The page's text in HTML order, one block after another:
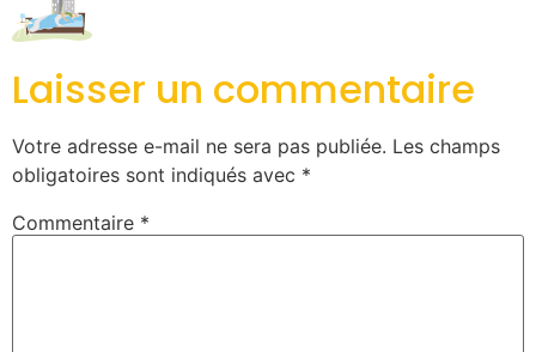
Laisser un commentaire
Votre adresse e-mail ne sera pas publiée. Les champs
obligatoires sont indiqués avec *
Commentaire *